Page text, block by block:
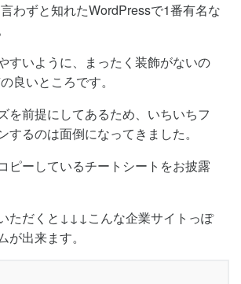
わずと知れたWordPressで1番有名な
すいように、まったく装飾がないの
良いところです。
を前提にしてあるため、いちいちフ
するのは面倒になってきました。
ピーしているチートシートをお披露
ただくと↓↓↓こんな企業サイトっぽ
が出来ます。